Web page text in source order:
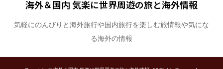
海外＆国内 気楽に世界周遊の旅と海外情報
気軽にのんびりと海外旅行や国内旅行を楽しむ旅情報や気にな
る海外の情報